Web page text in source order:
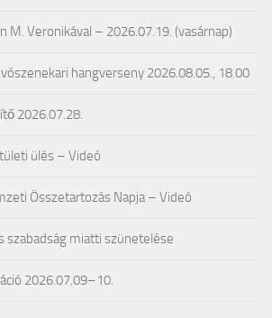
M. Veronikával – 2026.07.19. (vasárnap)
hangverseny 2026.08.05., 18.00
2026.07.28.
ülés – Videó
Összetartozás Napja – Videó
szabadság miatti szünetelése
2026.07.09–10.